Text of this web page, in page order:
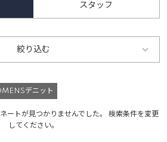
スタッフ
絞り込む
デニット
ートが見つかりませんでした。 検索条件を変更
してください。